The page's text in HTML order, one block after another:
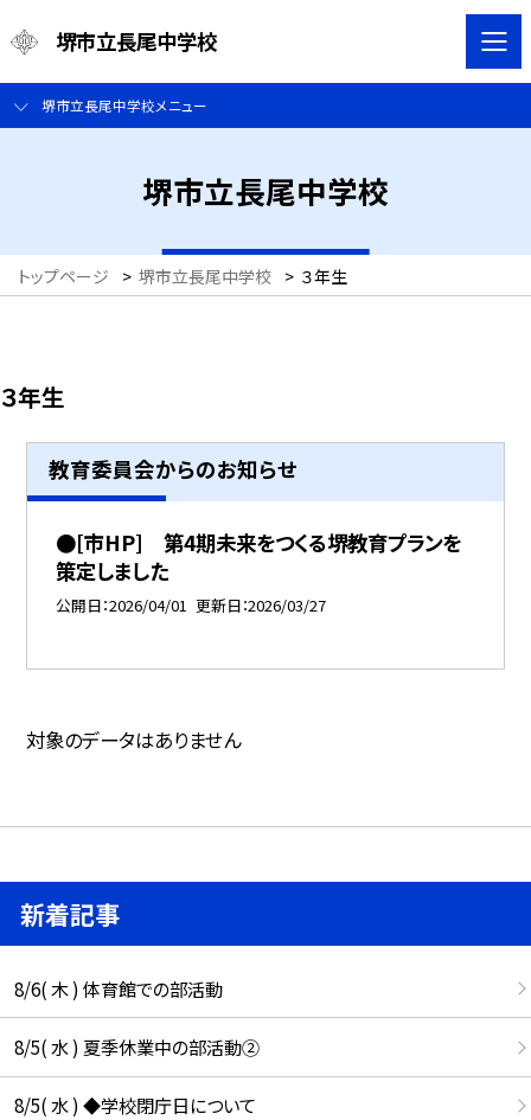
堺市立長尾中学校
堺市立長尾中学校メニュー
堺市立長尾中学校
トップページ > 堺市立長尾中学校 > ３年生
３年生
教育委員会からのお知らせ
●[市HP] 第4期未来をつくる堺教育プランを
策定しました
公開日 2026/04/01 更新日 2026/03/27
対象のデータはありません
新着記事
8/6( 木 ) 体育館での部活動
8/5( 水 ) 夏季休業中の部活動②
8/5( 水 ) ◆学校閉庁日について